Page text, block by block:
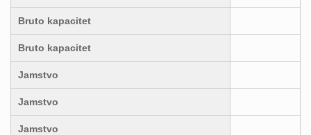
Bruto kapacitet
Bruto kapacitet
Jamstvo
Jamstvo
Jamstvo